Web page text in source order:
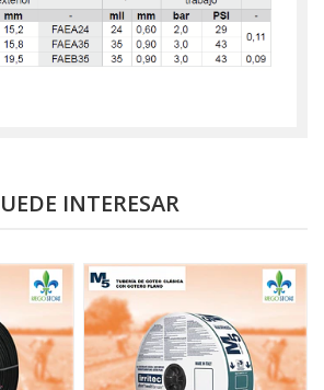
INTERESAR